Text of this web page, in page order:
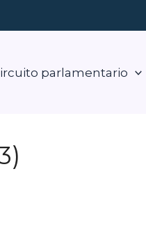
parlamentario